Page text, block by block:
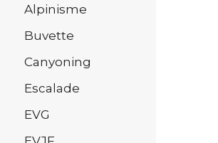
Alpinisme
Buvette
Canyoning
Escalade
EVG